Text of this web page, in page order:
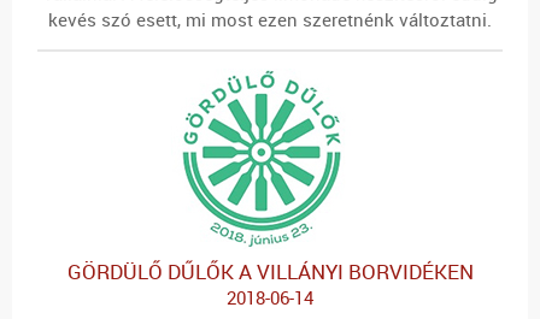
kevés szó esett, mi most ezen szeretnénk változtatni.
GÖRDÜLŐ DŰLŐK A VILLÁNYI BORVIDÉKEN
2018-06-14